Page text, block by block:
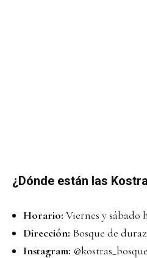
¿Dónde están las
Horario: Viernes y sábado
Dirección: Bosque de
Instagram: